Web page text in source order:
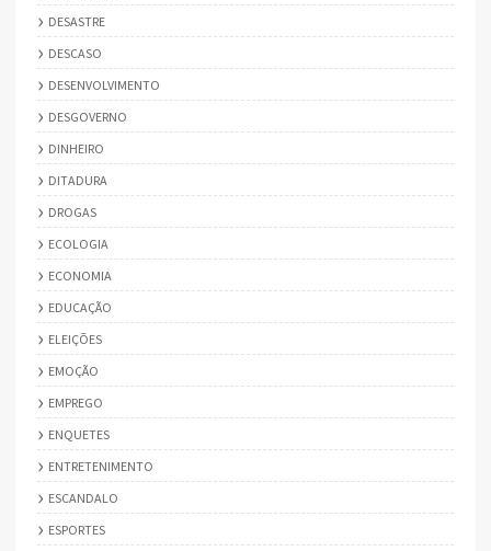
DESASTRE
DESCASO
DESENVOLVIMENTO
DESGOVERNO
DINHEIRO
DITADURA
DROGAS
ECOLOGIA
ECONOMIA
EDUCAÇÃO
ELEIÇÕES
EMOÇÃO
EMPREGO
ENQUETES
ENTRETENIMENTO
ESCANDALO
ESPORTES